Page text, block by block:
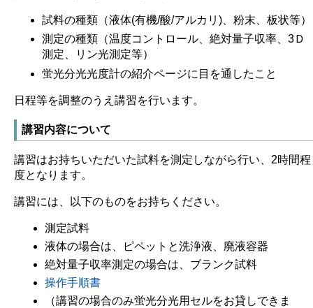
試料の種類（液体(有機/酸/アルカリ)、粉末、板状等）
測定の種類（温度コントロール、絶対量子収率、3Ｄ
測定、リン光測定等）
蛍光分光光度計の紹介ページに目を通したこと
日程等を調整のうえ講習を行います。
講習内容について
講習はお持ちいただいた試料を測定しながら行い、2時間程
度となります。
講習には、以下のものをお持ちください。
測定試料
液体の場合は、ピペットと洗浄液、廃液容器
絶対量子収率測定の場合は、ブランク試料
操作手順書
（講習の場合のみ蛍光分光用セルをお貸しできま